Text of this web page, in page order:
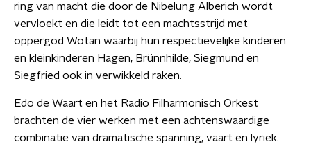
ring van macht die door de Nibelung Alberich wordt
vervloekt en die leidt tot een machtsstrijd met
oppergod Wotan waarbij hun respectievelijke kinderen
en kleinkinderen Hagen, Brünnhilde, Siegmund en
Siegfried ook in verwikkeld raken.
Edo de Waart en het Radio Filharmonisch Orkest
brachten de vier werken met een achtenswaardige
combinatie van dramatische spanning, vaart en lyriek.